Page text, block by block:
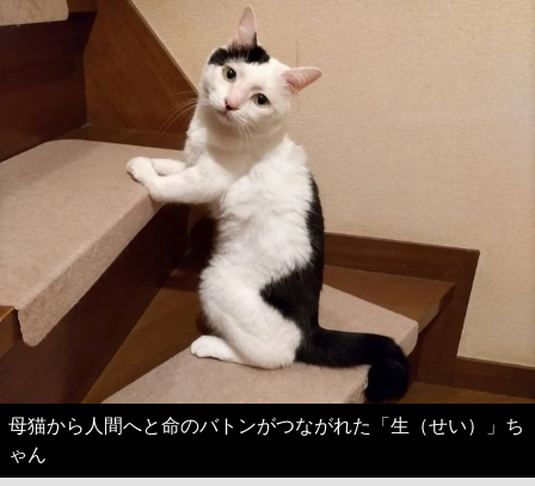
母猫から人間へと命のバトンがつながれた「生（せい）」ち
ゃん